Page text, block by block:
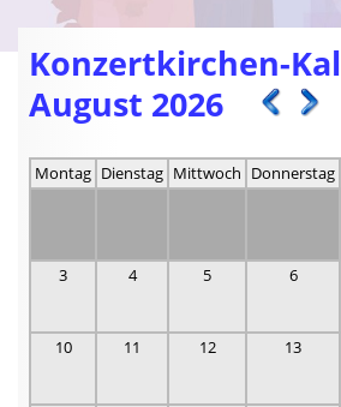
Konzertkirchen-
August 2026
Montag Dienstag Mittwoch Donnerstag
3 4 5 6
10 11 12 13